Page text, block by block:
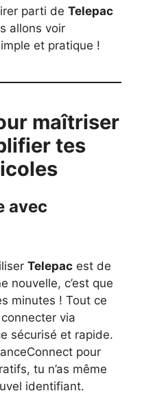
parti de Telepac
allons voir
et pratique !
maîtriser
tes
avec
Telepac est de
nouvelle, c’est que
minutes ! Tout ce
via
sécurisé et rapide.
pour
tu n’as même
identifiant.